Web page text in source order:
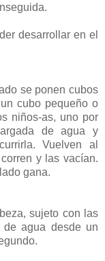
desarrollar en el
se ponen cubos
cubo pequeño o
niños-as, uno por
de agua y
Vuelven al
y las vacían.
gana.
sujeto con las
de agua desde un